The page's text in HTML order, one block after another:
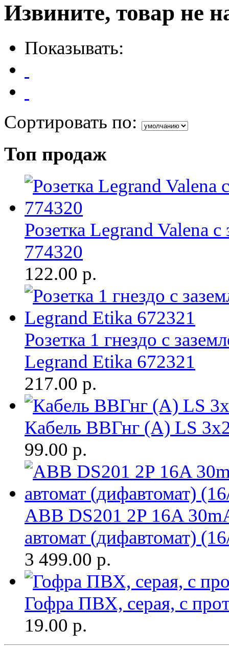
Извините, товар не
Показывать:
Сортировать по:
Топ продаж
Розетка Legrand Valena
774320
122.00 р.
Розетка 1 гнездо с
Legrand Etika 672321
217.00 р.
Кабель ВВГнг (A) LS
99.00 р.
ABB DS201 2P 16A
автомат (дифавтомат)
3 499.00 р.
Гофра ПВХ, серая, с
19.00 р.